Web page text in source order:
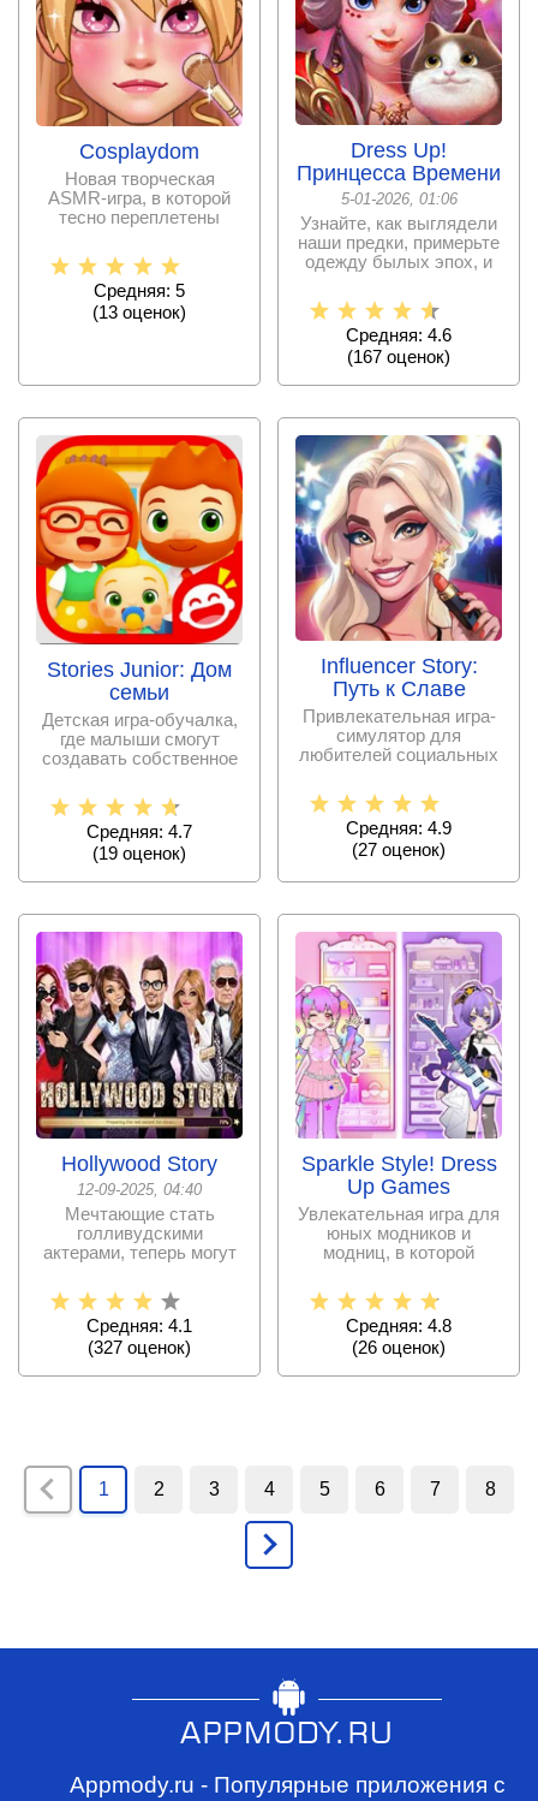
Cosplaydom
Новая творческая
ASMR-игра, в которой
тесно переплетены
переодевания и
Средняя: 5
(13 оценок)
Dress Up!
Принцесса Времени
5-01-2026, 01:06
Узнайте, как выглядели
наши предки, примерьте
одежду былых эпох, и
Средняя: 4.6
(167 оценок)
Stories Junior: Дом
семьи
Детская игра-обучалка,
где малыши смогут
создавать собственное
Средняя: 4.7
(19 оценок)
Influencer Story:
Путь к Славе
Привлекательная игра-
симулятор для
любителей социальных
каждый
Средняя: 4.9
(27 оценок)
Hollywood Story
12-09-2025, 04:40
Мечтающие стать
голливудскими
актерами, теперь могут
образ
Средняя: 4.1
(327 оценок)
Sparkle Style! Dress
Up Games
Увлекательная игра для
юных модников и
модниц, в которой
стильных
Средняя: 4.8
(26 оценок)
1 2 3 4 5 6 7 8
Appmody.ru - Популярные приложения с